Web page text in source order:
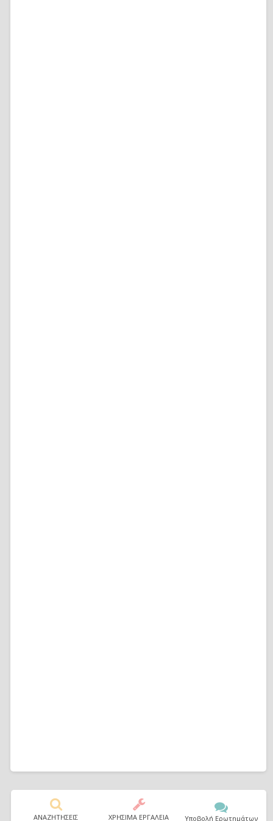
ΑΝΑΖΗΤΗΣΕΙΣ ΧΡΗΣΙΜΑ ΕΡΓΑΛΕΙΑ Υποβολή Ερωτημάτων